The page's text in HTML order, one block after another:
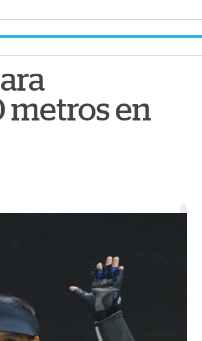
metros en